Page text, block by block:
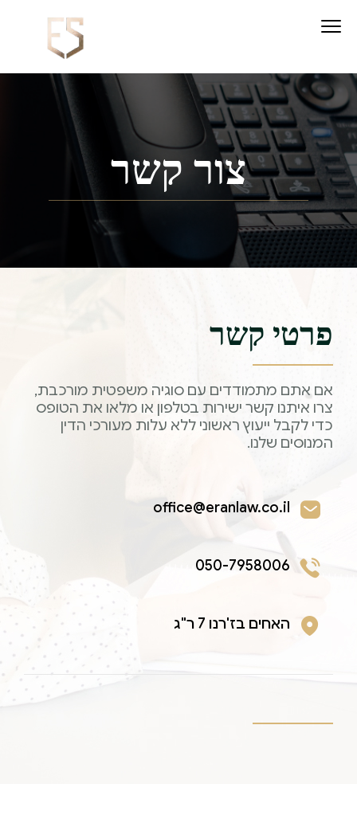
צור קשר
פרטי קשר
אם אתם מתמודדים עם סוגיה משפטית מורכבת,
צרו איתנו קשר ישירות בטלפון או מלאו את הטופס
כדי לקבל ייעוץ ראשוני ללא עלות מעורכי הדין
המנוסים שלנו.
office@eranlaw.co.il
050-7958006
האחים בז'רנו 7 ר"ג